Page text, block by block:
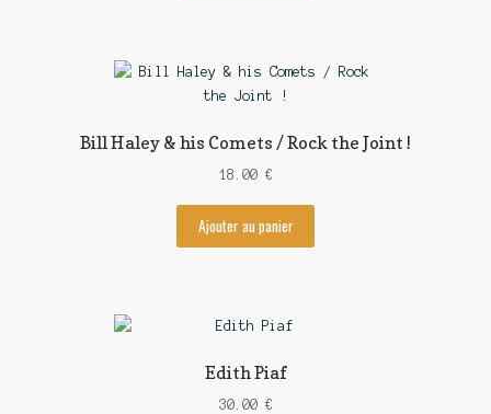
Bill Haley & his Comets / Rock the Joint !
18.00 €
Ajouter au panier
Edith Piaf
30.00 €